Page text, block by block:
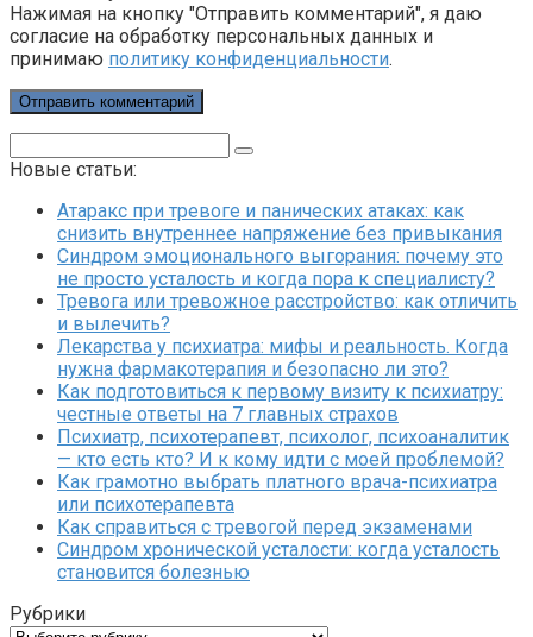
Нажимая на кнопку "Отправить комментарий", я даю
согласие на обработку персональных данных и
принимаю политику конфиденциальности.
Новые статьи:
Атаракс при тревоге и панических атаках: как
снизить внутреннее напряжение без привыкания
Синдром эмоционального выгорания: почему это
не просто усталость и когда пора к специалисту?
Тревога или тревожное расстройство: как отличить
и вылечить?
Лекарства у психиатра: мифы и реальность. Когда
нужна фармакотерапия и безопасно ли это?
Как подготовиться к первому визиту к психиатру:
честные ответы на 7 главных страхов
Психиатр, психотерапевт, психолог, психоаналитик
— кто есть кто? И к кому идти с моей проблемой?
Как грамотно выбрать платного врача-психиатра
или психотерапевта
Как справиться с тревогой перед экзаменами
Синдром хронической усталости: когда усталость
становится болезнью
Рубрики